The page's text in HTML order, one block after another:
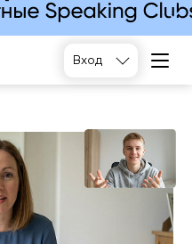
Вход